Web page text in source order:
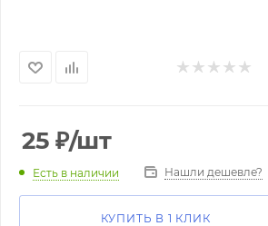
25 ₽/шт
Есть в наличии Нашли дешевле?
КУПИТЬ В 1 КЛИК